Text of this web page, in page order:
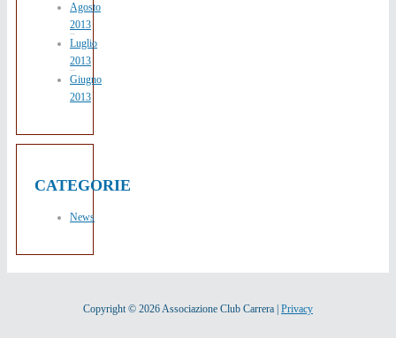
Agosto
2013
Luglio
2013
Giugno
2013
CATEGORIE
News
Copyright © 2026 Associazione Club Carrera | Privacy